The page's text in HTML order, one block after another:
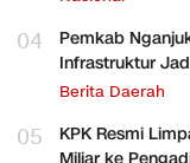
04
Pemkab
Infrastruktur
Berita Daerah
05
KPK Resmi